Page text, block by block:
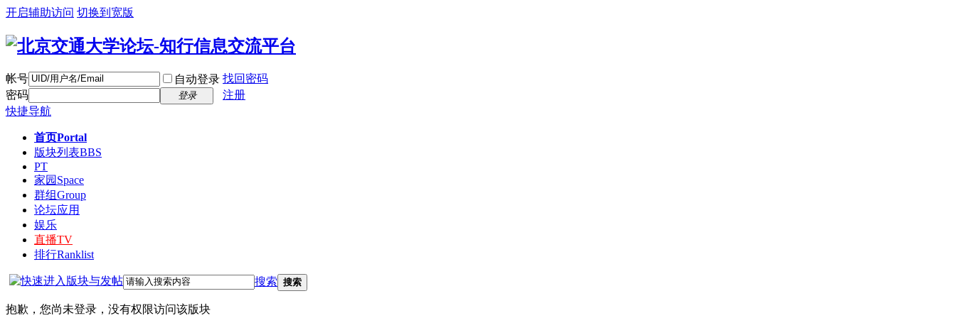
开启辅助访问 切换到宽版
帐号 自动登录 找回密码
密码
登录
注册
快捷导航
首页Portal
版块列表BBS
PT
家园 Space
群组Group
论坛应用
娱乐
直播TV
排行Ranklist
搜索 搜索
抱歉，您尚未登录，没有权限访问该版块